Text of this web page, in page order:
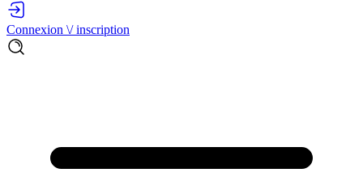
Connexion \/ inscription